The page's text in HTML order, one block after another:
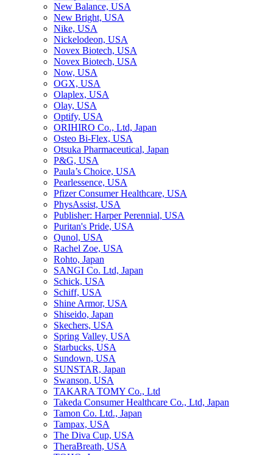
New Balance, USA
New Bright, USA
Nike, USA
Niсkelodeon, USA
Novex Biotech, USA
Novex Biotech, USA
Now, USA
OGX, USA
Olaplex, USA
Olay, USA
Optify, USA
ORIHIRO Co., Ltd, Japan
Osteo Bi-Flex, USA
Otsuka Pharmaceutical, Japan
P&G, USA
Paula’s Choice, USA
Pearlessence, USA
Pfizer Consumer Healthcare, USA
PhysAssist, USA
Publisher: Harper Perennial, USA
Puritan's Pride, USA
Qunol, USA
Rachel Zoe, USA
Rohto, Japan
SANGI Co. Ltd, Japan
Schick, USA
Schiff, USA
Shine Armor, USA
Shiseido, Japan
Skechers, USA
Spring Valley, USA
Starbucks, USA
Sundown, USA
SUNSTAR, Japan
Swanson, USA
TAKARA TOMY Co., Ltd
Takeda Consumer Healthcare Co., Ltd, Japan
Tamon Co. Ltd., Japan
Tampax, USA
The Diva Cup, USA
TheraBreath, USA